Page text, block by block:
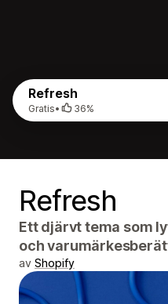
Refresh
Gratis• 36%
Refresh
Ett djärvt tema som
och
av Shopify